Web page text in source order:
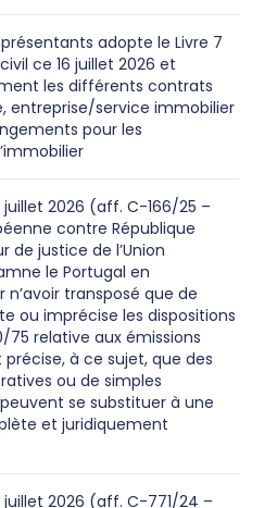
adopte le Livre 7
ce 16 juillet 2026 et
les différents contrats
entreprise/service immobilier
pour les
2026 (aff. C-166/25 –
contre République
de justice de l’Union
le Portugal en
transposé que de
ou imprécise les dispositions
75 relative aux émissions
précise, à ce sujet, que des
ou de simples
se substituer à une
et juridiquement
2026 (aff. C-771/24 –